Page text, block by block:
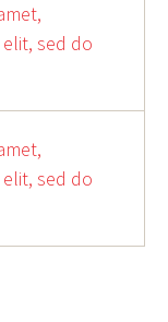
sed do
sed do